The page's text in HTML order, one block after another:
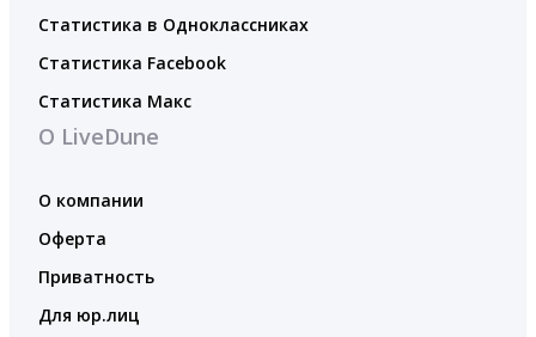
Статистика в Одноклассниках
Статистика Facebook
Статистика Макс
О LiveDune
О компании
Оферта
Приватность
Для юр.лиц